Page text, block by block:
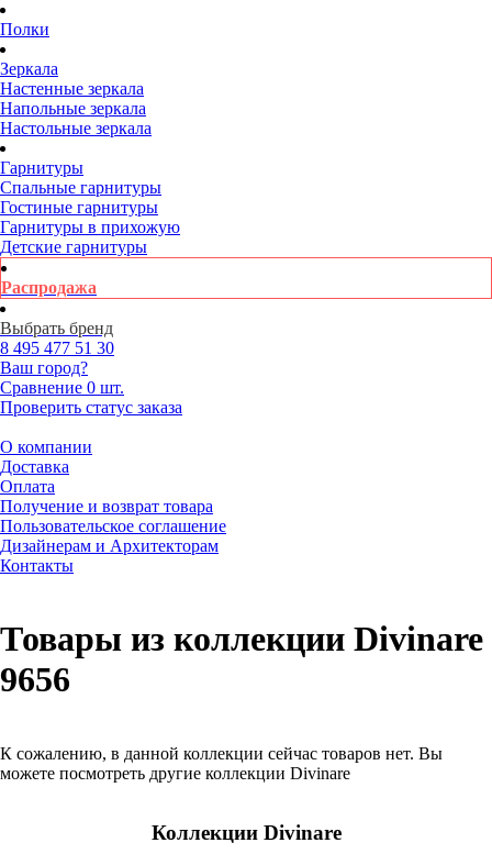
Полки
Зеркала
Настенные зеркала
Напольные зеркала
Настольные зеркала
Гарнитуры
Спальные гарнитуры
Гостиные гарнитуры
Гарнитуры в прихожую
Детские гарнитуры
Распродажа
Выбрать бренд
8 495 477 51 30
Ваш город?
Сравнение 0 шт.
Проверить статус заказа
О компании
Доставка
Оплата
Получение и возврат товара
Пользовательское соглашение
Дизайнерам и Архитекторам
Контакты
Товары из коллекции Divinare
9656
К сожалению, в данной коллекции сейчас товаров нет. Вы
можете посмотреть другие коллекции Divinare
Коллекции Divinare